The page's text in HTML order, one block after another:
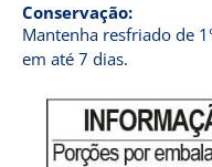
Conservação:
Mantenha resfriado de
em até 7 dias.